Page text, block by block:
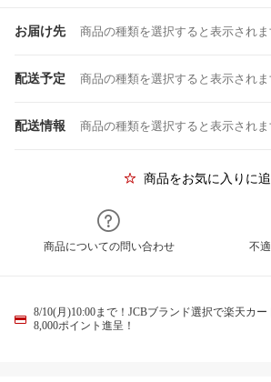
お届け先 商品の種類を選択すると表示されま
配送予定 商品の種類を選択すると表示されま
配送情報 商品の種類を選択すると表示されま
商品をお気に入りに
商品についての問い合わせ 不
8/10(月)10:00まで！JCBブランド選択で楽天カ
8,000ポイント進呈！